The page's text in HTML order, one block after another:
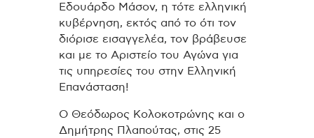
Εδουάρδο Μάσον, η τότε ελληνική
κυβέρνηση, εκτός από το ότι τον
διόρισε εισαγγελέα, τον βράβευσε
και με το Αριστείο του Αγώνα για
τις υπηρεσίες του στην Ελληνική
Επανάσταση!
Ο Θεόδωρος Κολοκοτρώνης και ο
Δημήτρης Πλαπούτας, στις 25